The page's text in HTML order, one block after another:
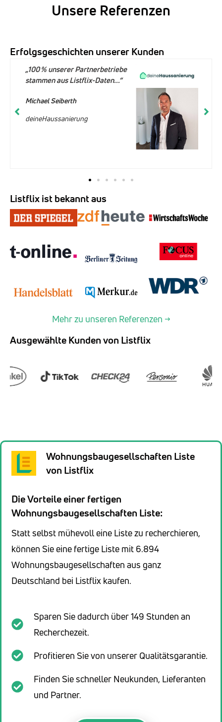
Unsere Referenzen
Erfolgsgeschichten unserer Kunden
„100 % unserer Partnerbetriebe
stammen aus Listflix-Daten...“
Michael Seiberth
deineHaussanierung
Listflix ist bekannt aus
Mehr zu unseren Referenzen →
Ausgewählte Kunden von Listflix
Wohnungsbaugesellschaften Liste
von Listflix
Die Vorteile einer fertigen
Wohnungsbaugesellschaften Liste:
Statt selbst mühevoll eine Liste zu recherchieren,
können Sie eine fertige Liste mit 6.894
Wohnungsbaugesellschaften aus ganz
Deutschland bei Listflix kaufen.
Sparen Sie dadurch über 149 Stunden an
Recherchezeit.
Profitieren Sie von unserer Qualitätsgarantie.
Finden Sie schneller Neukunden, Lieferanten
und Partner.